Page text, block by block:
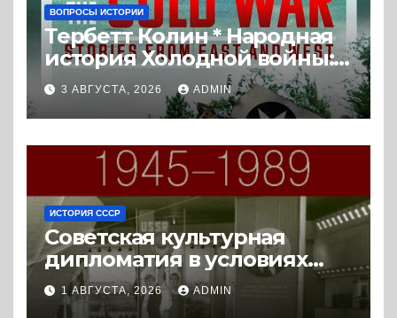
ВОПРОСЫ ИСТОРИИ
Тербетт Колин * Народная
история Холодной войны:
истории с Востока и Запада
(2023) * Реферат книги
3 АВГУСТА, 2026 ADMIN
ИСТОРИЯ СССР
Советская культурная
дипломатия в условиях
Холодной войны. 1945-1989.
(2018) * Книга
1 АВГУСТА, 2026 ADMIN